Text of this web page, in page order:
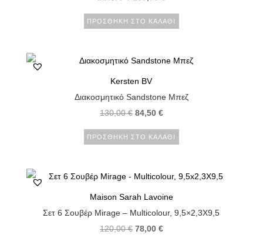
ΠΡΟΣΘΉΚΗ ΣΤΟ ΚΑΛΆΘΙ
Kersten BV
Διακοσμητικό Sandstone Μπεζ
130,00€ 84,50 €
ΠΡΟΣΘΉΚΗ ΣΤΟ ΚΑΛΆΘΙ
Maison Sarah Lavoine
Σετ 6 Σουβέρ Mirage – Multicolour, 9,5×2,3X9,5
120,00€ 78,00 €